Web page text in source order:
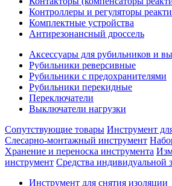
Контроллеры и регуляторы
Комплектные устройства
Антирезонансный дроссель
Аксессуары для рубильников и
Рубильники реверсивные
Рубильники с предохранителями
Рубильники перекидные
Переключатели
Выключатели нагрузки
Сопутствующие товары Инструмент
Слесарно-монтажный инструмент
Хранение и переноска инструмента
инструмент Средства индивидуальной
Инструмент для снятия изоляции